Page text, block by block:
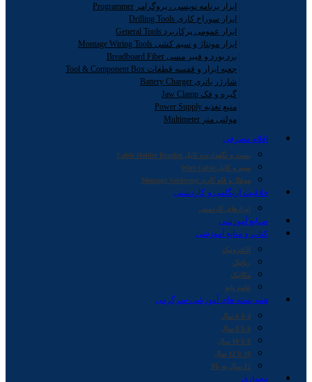
ابزار برنامه نویسی ، پروگرامر Programmer
ابزار سوراخ کاری Drilling Tools
ابزار عمومی پرکاربرد General Tools
ابزار مونتاژ و سیم کشی Montage Wiring Tools
برد بورد و فیبر مسی Breadboard Fiber
جعبه ابزار و قفسه قطعات Tool & Component Box
شارژر باتری Battery Charger
گیره و فک Jaw Clamp
منبع تغذیه Power Supply
مولتی متر Multimeter
اقلام مصرفی
بست و نگهدارنده کابل Cable Holder Bracket
سیم و کابل Wire Cable
مونتاژ و قلع کاری Montage Soldering
خلاقیت اریگامی و کاردستی
ابزارهای کاردستی
صنایع آموزشی
کتاب و منابع آموزشی
الکترونیک
رباتیک
مکانیک
علوم پایه
همه بسته های آموزشی-سرگرمی
4 تا 6 سال
6 تا 8 سال
8 تا 10 سال
10 تا 12 سال
12 سال به بالا
معماری